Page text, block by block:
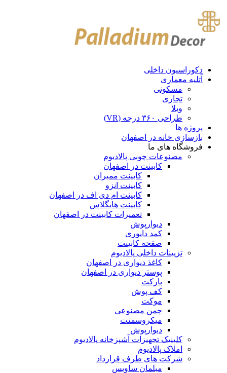
دکوراسیون داخلی
آتلیه معماری
مسکونی
تجاری
ویلا
طراحی ۳۶۰ درجه (VR)
پروژه ها
بازسازی خانه در اصفهان
فروشگاه های ما
مصنوعات چوبی پالادیوم
کابینت در اصفهان
کابینت ممبران
کابینت انزو
کابینت ام دی اف در اصفهان
کابینت هایگلاس
تعمیرات کابینت در اصفهان
دیوارپوش
کمد دایوری
صفحه کابینت
تزیینات داخلی پالادیوم
کاغذ دیواری در اصفهان
پوستر دیواری در اصفهان
پارکت
کف پوش
موکت
چمن مصنوعی
میکروسمنت
دیوارپوش
کلینیک تجهیزات آشپزخانه پالادیوم
املاک پالادیوم
شرکت های طرف قرارداد
مبلمان ساویس